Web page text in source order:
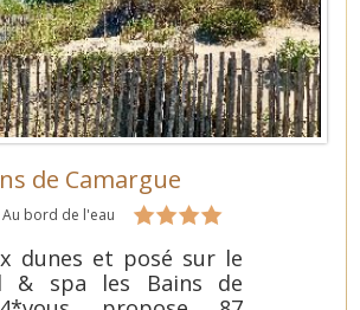
de Camargue
Au bord de l'eau
dunes et posé sur le
& spa les Bains de